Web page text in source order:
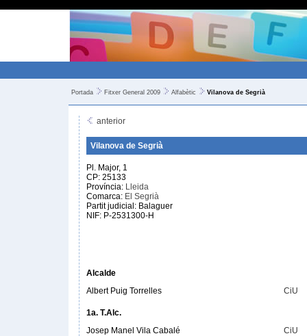
Portada Fitxer General 2009 Alfabètic Vilanova de Segrià
anterior
Vilanova de Segrià
Pl. Major, 1
CP: 25133
Província: Lleida
Comarca: El Segrià
Partit judicial: Balaguer
NIF: P-2531300-H
Alcalde
Albert Puig Torrelles
CiU
1a. T.Alc.
Josep Manel Vila Cabalé
CiU